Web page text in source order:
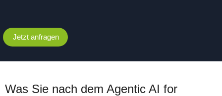
Jetzt anfragen
Was Sie nach dem Agentic AI for